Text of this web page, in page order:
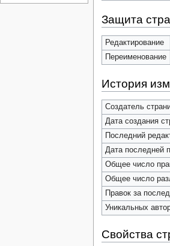
Защита
Редактирование
Переименование
История
Создатель
Дата создания
Последний
Дата последней
Общее число
Общее число
Правок за
Уникальных
Свойства